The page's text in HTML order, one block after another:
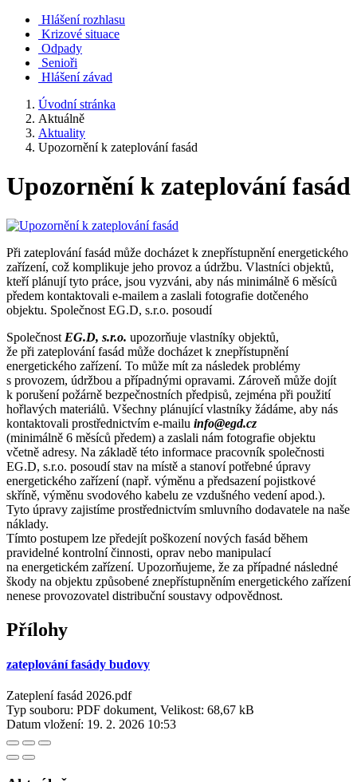
Hlášení rozhlasu
Krizové situace
Odpady
Senioři
Hlášení závad
Úvodní stránka
Aktuálně
Aktuality
Upozornění k zateplování fasád
Upozornění k zateplování fasád
Při zateplování fasád může docházet k znepřístupnění energetického
zařízení, což komplikuje jeho provoz a údržbu. Vlastníci objektů,
kteří plánují tyto práce, jsou vyzváni, aby nás minimálně 6 měsíců
předem kontaktovali e-mailem a zaslali fotografie dotčeného
objektu. Společnost EG.D, s.r.o. posoudí
Společnost EG.D, s.r.o. upozorňuje vlastníky objektů,
že při zateplování fasád může docházet k znepřístupnění
energetického zařízení. To může mít za následek problémy
s provozem, údržbou a případnými opravami. Zároveň může dojít
k porušení požárně bezpečnostních předpisů, zejména při použití
hořlavých materiálů. Všechny plánující vlastníky žádáme, aby nás
kontaktovali prostřednictvím e-mailu info@egd.cz
(minimálně 6 měsíců předem) a zaslali nám fotografie objektu
včetně adresy. Na základě této informace pracovník společnosti
EG.D, s.r.o. posoudí stav na místě a stanoví potřebné úpravy
energetického zařízení (např. výměnu a předsazení pojistkové
skříně, výměnu svodového kabelu ze vzdušného vedení apod.).
Tyto úpravy zajistíme prostřednictvím smluvního dodavatele na naše
náklady.
Tímto postupem lze předejít poškození nových fasád během
pravidelné kontrolní činnosti, oprav nebo manipulací
na energetickém zařízení. Upozorňujeme, že za případné následné
škody na objektu způsobené znepřístupněním energetického zařízení
nenese provozovatel distribuční soustavy odpovědnost.
Přílohy
zateplování fasády budovy
Zateplení fasád 2026.pdf
Typ souboru: PDF dokument, Velikost: 68,67 kB
Datum vložení: 19. 2. 2026 10:53